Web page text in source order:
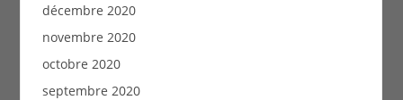
décembre 2020
novembre 2020
octobre 2020
septembre 2020